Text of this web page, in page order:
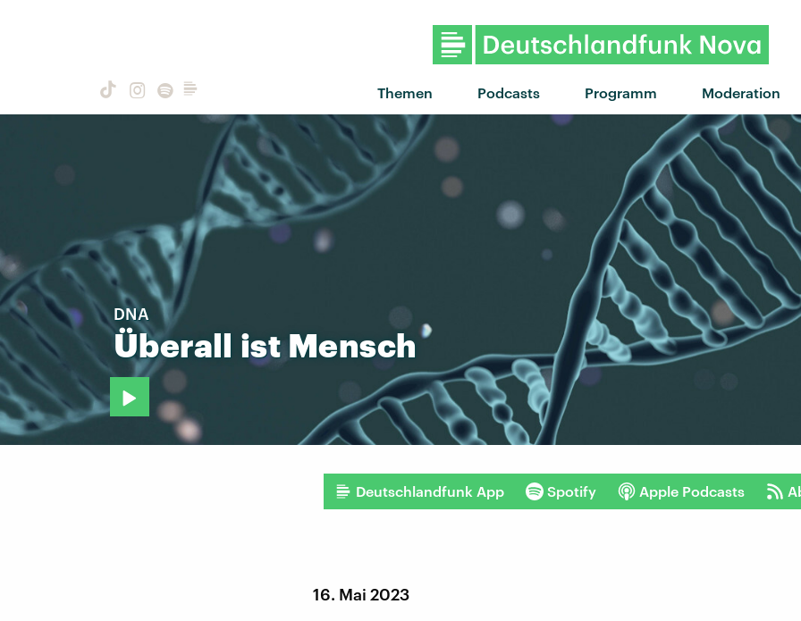
Themen Podcasts Programm Moderation
"Mein Babe" von Baumgart
DNA
Überall ist Mensch
Deutschlandfunk App Spotify Apple Podcasts
16. Mai 2023